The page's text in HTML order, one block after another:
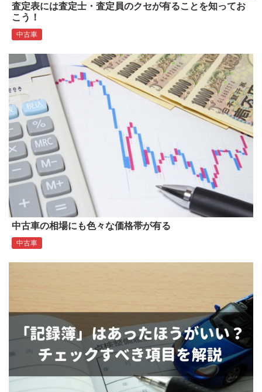
査定表には査定士・査定員のクセが有ることを知ってお
こう！
中古車
中古車の相場にも色々な価格帯が有る
中古車